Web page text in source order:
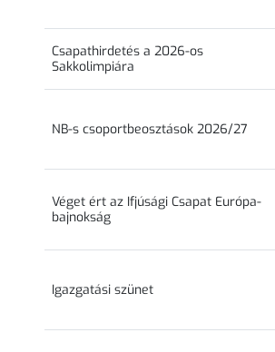
Csapathirdetés a 2026-os
Sakkolimpiára
NB-s csoportbeosztások 2026/27
Véget ért az Ifjúsági Csapat Európa-
bajnokság
Igazgatási szünet